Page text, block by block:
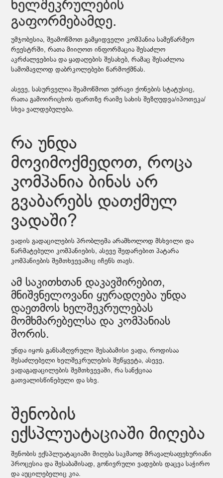
ხელშეკრულების
გაფორმებამდე.
უმჯობესია, შეამოწმოთ გამყიდველი კომპანია სამეწარმეო
რეესტრში, რათა მიიღოთ ინფორმაცია შესაძლო
აკრძალვებისა და ყადაღების შესახებ, რამაც შესაძლოა
სამომავლოდ დაბრკოლებები წარმოქმნას.
ასევე, სასურველია შეამოწმოთ უძრავი ქონების სტატუსიც,
რათა გამოირიცხოს ფართზე რაიმე სახის შეზღუდვა/იპოთეკა/
სხვა ვალდებულება.
რა უნდა
მოვიმოქმედოთ, როცა
კომპანია ბინას არ
გვაბარებს დათქმულ
ვადაში?
ვადის გადაცილების პრობლემა არამხოლოდ მსხვილი და
წარმატებული კომპანიების, ასევე შედარებით პატარა
კომპანიების შემთხვევაშიც იჩენს თავს.
ამ საკითხთან დაკავშირებით,
მნიშვნელოვანი ყურადღება უნდა
დაეთმოს ხელშეკრულებას
მომხმარებელსა და კომპანიას
შორის.
უნდა იყოს განსაზღვრული შესაბამისი ვადა, როდისაა
შესაძლებელი ხელშეკრულების შეწყვეტა, ასევე,
ვადაგადაცილების შემთხვევაში, რა სანქციაა
გათვალისწინებული და სხვ.
შენობის
ექსპლუატაციაში მიღება
შენობის ექსპლუატაციაში მიღება საკმაოდ მრავალსაფეხურიანი
პროცესია და შესაბამისად, გონივრული ვადების დაცვა საჭირო
და აუცილებელიც კია.